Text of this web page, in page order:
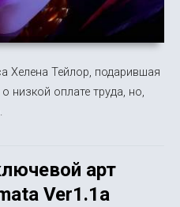
Хелена Тейлор, подарившая
низкой оплате труда, но,
арт
Ver1.1a